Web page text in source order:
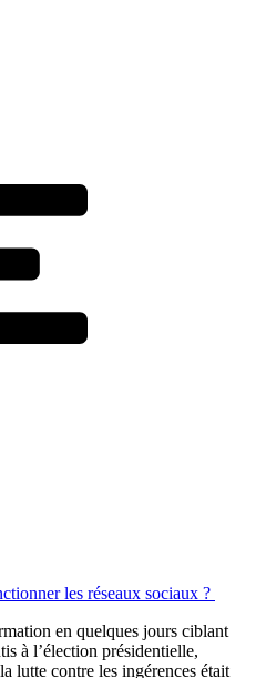
les réseaux sociaux ?
en quelques jours ciblant
à l’élection présidentielle,
lutte contre les ingérences était